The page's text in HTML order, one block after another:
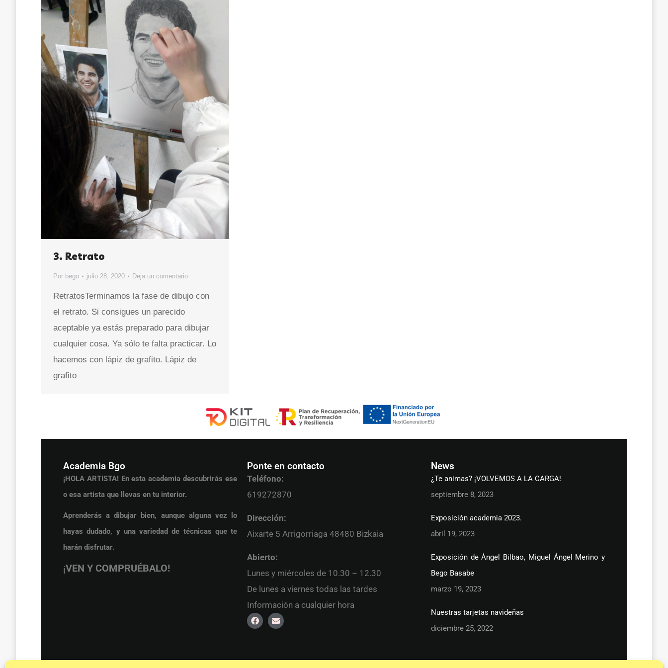
3. Retrato
Por bego julio 28, 2020 Deja un comentario
RetratosTerminamos la fase de dibujo con
el retrato. Si consigues un parecido
aceptable ya estás preparado para dibujar
cualquier cosa. Ya sólo te falta practicar. Lo
hacemos con lápiz de grafito. Lápiz de
grafito
Academia Bgo
¡HOLA ARTISTA! En esta academia descubrirás ese
o esa artista que llevas en tu interior.
Aprenderás a dibujar bien, aunque alguna vez lo
hayas dudado, y una variedad de técnicas que te
harán disfrutar.
¡VEN Y COMPRUÉBALO!
Ponte en contacto
Teléfono:
619272870
Dirección:
Aixarte 5 Arrigorriaga 48480 Bizkaia
Abierto:
Lunes y miércoles de 10.30 – 12.30
De lunes a viernes todas las tardes
Información a cualquier hora
News
¿Te animas? ¡VOLVEMOS A LA CARGA!
septiembre 8, 2023
Exposición academia 2023.
abril 19, 2023
Exposición de Ángel Bilbao, Miguel Ángel Merino y
Bego Basabe
marzo 19, 2023
Nuestras tarjetas navideñas
diciembre 25, 2022